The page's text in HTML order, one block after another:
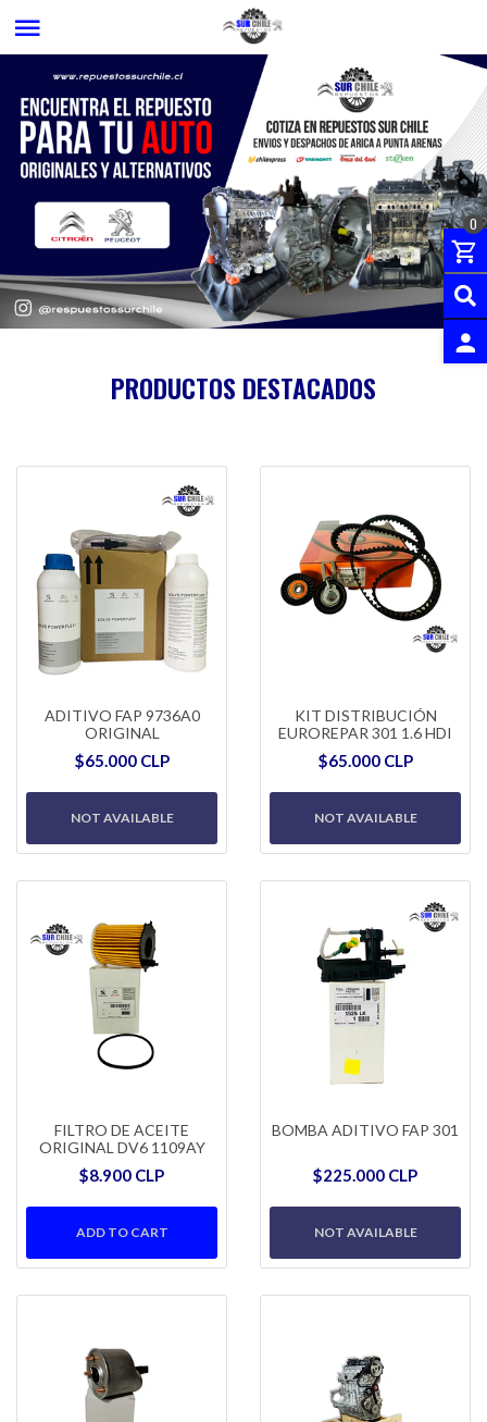
0
PRODUCTOS DESTACADOS
ADITIVO FAP 9736A0
ORIGINAL
$65.000 CLP
NOT AVAILABLE
KIT DISTRIBUCIÓN
EUROREPAR 301 1.6 HDI
$65.000 CLP
NOT AVAILABLE
FILTRO DE ACEITE
ORIGINAL DV6 1109AY
$8.900 CLP
BOMBA ADITIVO FAP 301
$225.000 CLP
NOT AVAILABLE